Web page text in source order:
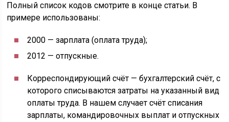
Полный список кодов смотрите в конце статьи. В
примере использованы:
2000 — зарплата (оплата труда);
2012 — отпускные.
Корреспондирующий счёт — бухгалтерский счёт, с
которого списываются затраты на указанный вид
оплаты труда. В нашем случает счёт списания
зарплаты, командировочных выплат и отпускных